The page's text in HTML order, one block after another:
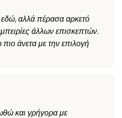
αλλά πέρασα αρκετό
άλλων επισκεπτών.
άνετα με την επιλογή
και γρήγορα με